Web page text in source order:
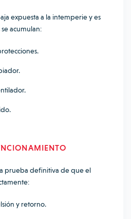
expuesta a la intemperie y es
acumulan:
prueba definitiva de que el
y retorno.